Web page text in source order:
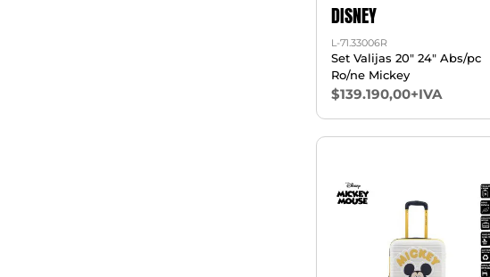
DISNEY
L-71.33006R
Set Valijas 20" 24" Abs/pc
Ro/ne Mickey
$139.190,00+IVA